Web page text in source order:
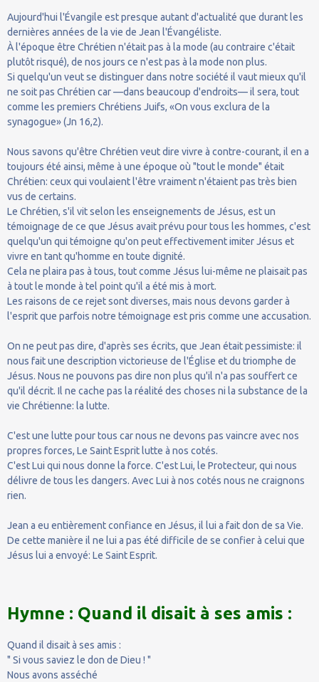
Aujourd'hui l'Évangile est presque autant d'actualité que durant les
dernières années de la vie de Jean l'Évangéliste.
À l'époque être Chrétien n'était pas à la mode (au contraire c'était
plutôt risqué), de nos jours ce n'est pas à la mode non plus.
Si quelqu'un veut se distinguer dans notre société il vaut mieux qu'il
ne soit pas Chrétien car —dans beaucoup d'endroits— il sera, tout
comme les premiers Chrétiens Juifs, «On vous exclura de la
synagogue» (Jn 16,2).
Nous savons qu'être Chrétien veut dire vivre à contre-courant, il en a
toujours été ainsi, même à une époque où "tout le monde" était
Chrétien: ceux qui voulaient l'être vraiment n'étaient pas très bien
vus de certains.
Le Chrétien, s'il vit selon les enseignements de Jésus, est un
témoignage de ce que Jésus avait prévu pour tous les hommes, c'est
quelqu'un qui témoigne qu'on peut effectivement imiter Jésus et
vivre en tant qu'homme en toute dignité.
Cela ne plaira pas à tous, tout comme Jésus lui-même ne plaisait pas
à tout le monde à tel point qu'il a été mis à mort.
Les raisons de ce rejet sont diverses, mais nous devons garder à
l'esprit que parfois notre témoignage est pris comme une accusation.
On ne peut pas dire, d'après ses écrits, que Jean était pessimiste: il
nous fait une description victorieuse de l'Église et du triomphe de
Jésus. Nous ne pouvons pas dire non plus qu'il n'a pas souffert ce
qu'il décrit. Il ne cache pas la réalité des choses ni la substance de la
vie Chrétienne: la lutte.
C'est une lutte pour tous car nous ne devons pas vaincre avec nos
propres forces, Le Saint Esprit lutte à nos cotés.
C'est Lui qui nous donne la force. C'est Lui, le Protecteur, qui nous
délivre de tous les dangers. Avec Lui à nos cotés nous ne craignons
rien.
Jean a eu entièrement confiance en Jésus, il lui a fait don de sa Vie.
De cette manière il ne lui a pas été difficile de se confier à celui que
Jésus lui a envoyé: Le Saint Esprit.
Hymne : Quand il disait à ses amis :
Quand il disait à ses amis :
" Si vous saviez le don de Dieu ! "
Nous avons asséché